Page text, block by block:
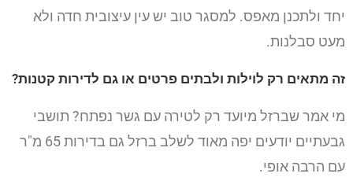
יחד ולתכנן מאפס. למסגר טוב יש עין עיצובית חדה ולא
מעט סבלנות.
זה מתאים רק לוילות ולבתים פרטים או גם לדירות קטנות?
מי אמר שברזל מיועד רק לטירה עם גשר נפתח? תושבי
גבעתיים יודעים יפה מאוד לשלב ברזל גם בדירות 65 מ"ר
עם הרבה אופי.